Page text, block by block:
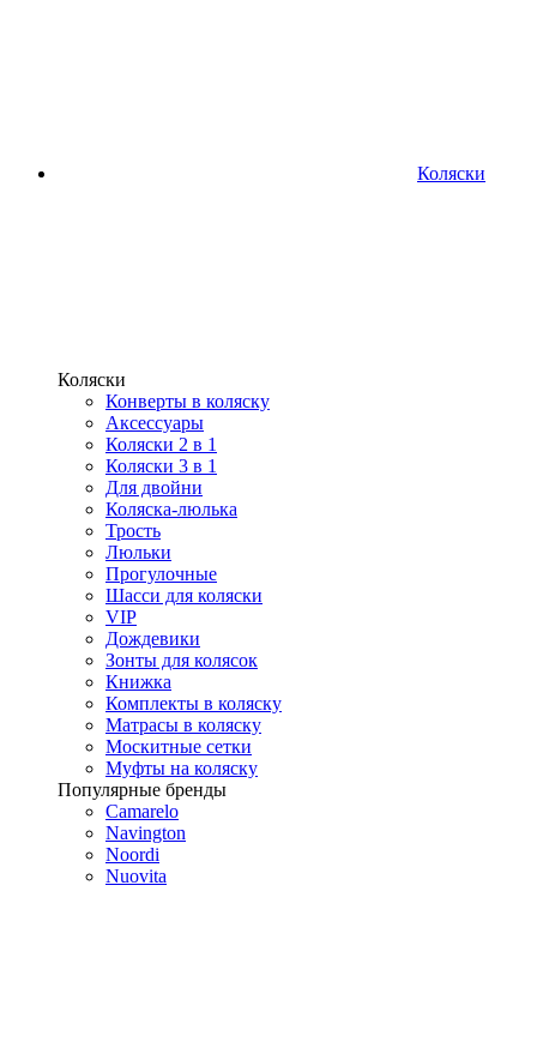
Коляски
Коляски
Конверты в коляску
Аксессуары
Коляски 2 в 1
Коляски 3 в 1
Для двойни
Коляска-люлька
Трость
Люльки
Прогулочные
Шасси для коляски
VIP
Дождевики
Зонты для колясок
Книжка
Комплекты в коляску
Матрасы в коляску
Москитные сетки
Муфты на коляску
Популярные бренды
Camarelo
Navington
Noordi
Nuovita